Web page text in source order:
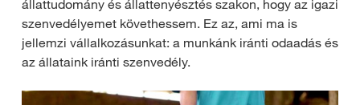
állattudomány és állattenyésztés szakon, hogy az igazi
szenvedélyemet követhessem. Ez az, ami ma is
jellemzi vállalkozásunkat: a munkánk iránti odaadás és
az állataink iránti szenvedély.